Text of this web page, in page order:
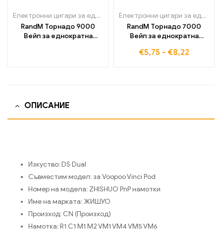
Електронни цигари за еднократна употреба ,Електронни
RandM Торнадо 9000
Вейп за еднократна
Електронни цигари за еднократна употреба
RandM Торнадо 7000
Вейп за еднократна
€5,75 - €8,22
ОПИСАНИЕ
Изкуство: DS Dual
Съвместим модел: за Voopoo Vinci Pod
Номер на модела: ZHISHUO PnP намотки
Име на марката: ЖИШУО
Произход: CN (Произход)
Намотка: R1 C1 M1 M2 VM1 VM4 VM5 VM6